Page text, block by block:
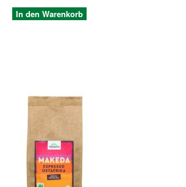
In den Warenkorb